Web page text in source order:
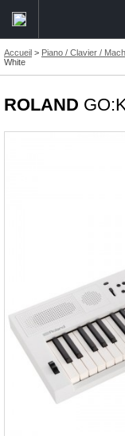
Accueil > Piano / Clavier /
White
ROLAND